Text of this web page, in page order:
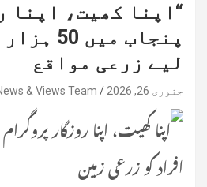
“اپنا کھیت، اپنا
پنجاب
لیے زرعی مواقع
جنوری 26, 2026 & Views Team